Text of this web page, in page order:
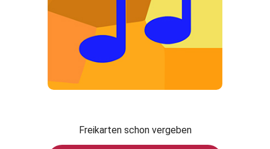
Freikarten schon vergeben